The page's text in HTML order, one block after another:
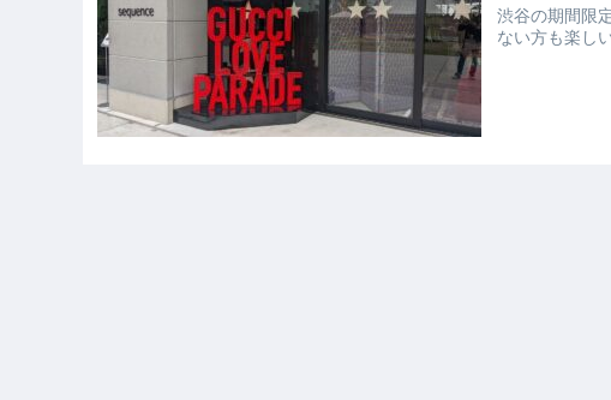
渋谷の期間限
ない方も楽し